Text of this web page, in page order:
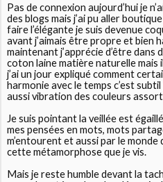
Pas de connexion aujourd’hui je
des blogs mais j’ai pu aller
faire l’élégante je suis devenue
avant j’aimais être propre et bien
maintenant j’apprécie d’être
coton laine matière naturelle mais
j’ai un jour expliqué comment
harmonie avec le temps c’est
aussi vibration des couleurs
Je suis pointant la veillée est
mes pensées en mots, mots
m’entourent et aussi par le monde
cette métamorphose que je vis.
Mais je reste humble devant la